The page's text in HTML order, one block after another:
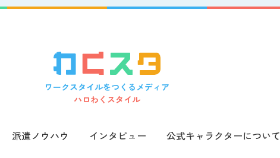
ワークスタイルをつくるメディア
ハロわくスタイル
派遣ノウハウ インタビュー 公式キャラクターについて